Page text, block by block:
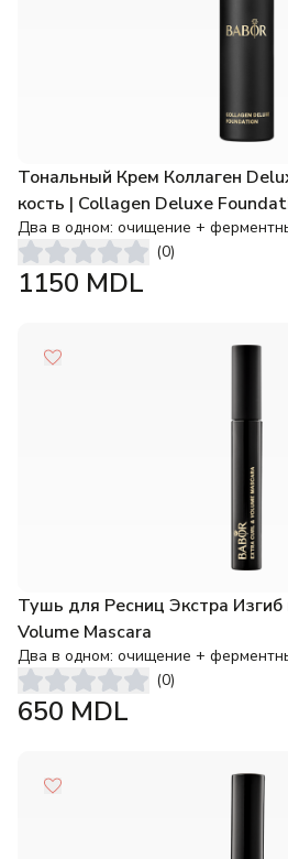
Тональный Крем Коллаген
кость | Collagen Deluxe
Два в одном: очищение +
(0)
1150 MDL
Тушь для Ресниц Экстра
Volume Mascara
Два в одном: очищение +
(0)
650 MDL